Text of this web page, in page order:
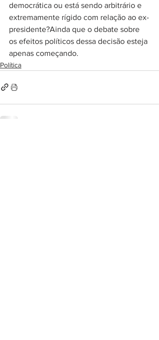
democrática ou está sendo arbitrário e
extremamente rígido com relação ao ex-
presidente?Ainda que o debate sobre
os efeitos políticos dessa decisão esteja
apenas começando.
Política